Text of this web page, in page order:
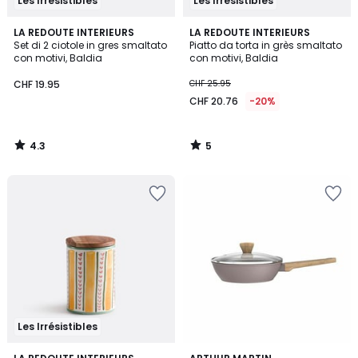
LA REDOUTE INTERIEURS
Set di 2 ciotole in gres smaltato
con motivi, Baldia
CHF 19.95
4.3
/ 5
4.3
/
LA REDOUTE INTERIEURS
Piatto da torta in grès smaltato
con motivi, Baldia
CHF 25.95
CHF 20.76 -20%
5
/
5
5
/
Les Irrésistibles